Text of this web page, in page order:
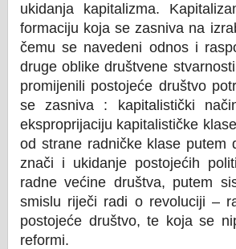
ukidanja kapitalizma.
formaciju koja se zasniva na
čemu se navedeni odnos i
druge oblike društvene
promijenili postojeće društvo
se zasniva : kapitalistički
eksproprijaciju kapitalističke
od strane radničke klase putem
znači i ukidanje postojećih
radne većine društva, putem
smislu riječi radi o revoluciji –
postojeće društvo, te koja se
reformi.